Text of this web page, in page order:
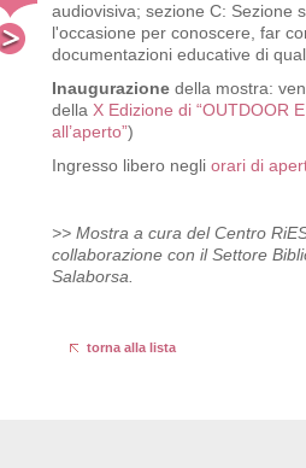
audiovisiva; sezione C: Sezione
l'occasione per conoscere, far
documentazioni educative di
Inaugurazione della mostra:
della X Edizione di “OUTDOOR
all’aperto”)
Ingresso libero negli orari di
>> Mostra a cura del Centro
collaborazione con il Settore
Salaborsa.
torna alla lista